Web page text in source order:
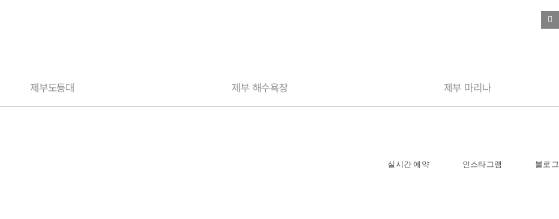
제부도등대 제부 해수욕장 제부 마리나
실시간 예약 인스타그램 블로그